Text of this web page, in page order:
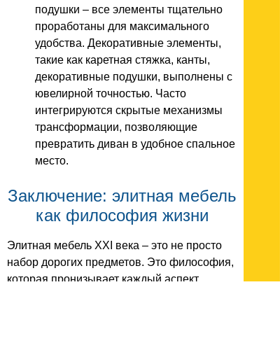
подушки – все элементы тщательно
проработаны для максимального
удобства. Декоративные элементы,
такие как каретная стяжка, канты,
декоративные подушки, выполнены с
ювелирной точностью. Часто
интегрируются скрытые механизмы
трансформации, позволяющие
превратить диван в удобное спальное
место.
Заключение: элитная мебель
как философия жизни
Элитная мебель XXI века – это не просто
набор дорогих предметов. Это философия,
которая пронизывает каждый аспект